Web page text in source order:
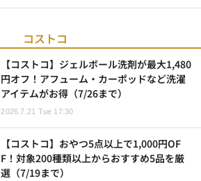
コストコ
【コストコ】ジェルボール洗剤が最大1,480
円オフ！アフューム・カーポッドなど洗濯
アイテムがお得（7/26まで）
2026.7.21 Tue 17:30
【コストコ】おやつ5点以上で1,000円OF
F！対象200種類以上からおすすめ5品を厳
選（7/19まで）